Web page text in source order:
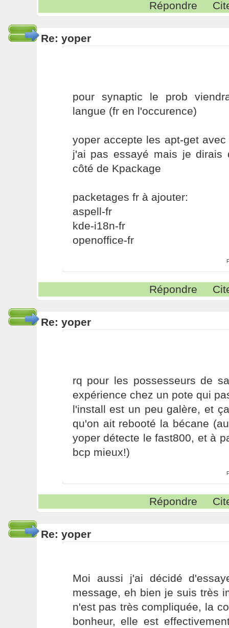
Répondre
Re: yoper
pour synaptic le prob
langue (fr en l'occurence)
yoper accepte les apt-get
j'ai pas essayé mais je dirais
côté de Kpackage
packetages fr à ajouter:
aspell-fr
kde-i18n-fr
openoffice-fr
Répondre
Re: yoper
rq pour les possesseurs de
expérience chez un pote qui
l'install est un peu galère, et
qu'on ait rebooté la bécane
yoper détecte le fast800, et à
bcp mieux!)
Répondre
Re: yoper
Moi aussi j'ai décidé
message, eh bien je suis très
n'est pas très compliquée, la
bonheur, elle est